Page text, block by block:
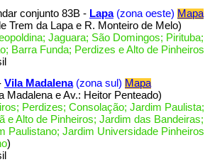
conjunto 83B - Lapa (zona oeste) Mapa
Trem da Lapa e R. Monteiro de Melo)
Jaguara; São Domingos; Pirituba;
Barra Funda; Perdizes e Alto de
Vila Madalena (zona sul) Mapa
Madalena e Av.: Heitor Penteado)
Perdizes; Consolação; Jardim
e Alto de Pinheiros; Jardim das Bandeiras;
Paulistano; Jardim Universidade
)